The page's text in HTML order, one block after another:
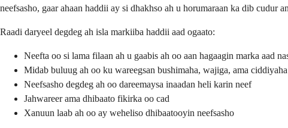
neefsasho, gaar ahaan haddii ay si dhakhso ah u horumaraan ka dib cudur
Raadi daryeel degdeg ah isla markiiba haddii aad ogaato:
Neefta oo si lama filaan ah u gaabis ah oo aan hagaagin marka aad
Midab buluug ah oo ku wareegsan bushimaha, wajiga, ama ciddiyaha
Neefsasho degdeg ah oo dareemaysa inaadan heli karin neef
Jahwareer ama dhibaato fikirka oo cad
Xanuun laab ah oo ay weheliso dhibaatooyin neefsasho